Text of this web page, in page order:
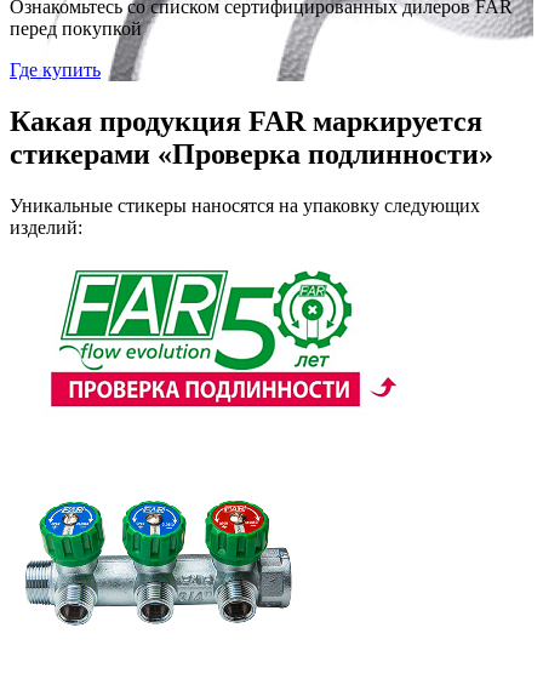
Ознакомьтесь со списком сертифицированных дилеров FAR
перед покупкой
Где купить
Какая продукция FAR маркируется
стикерами «Проверка подлинности»
Уникальные стикеры наносятся на упаковку следующих
изделий: